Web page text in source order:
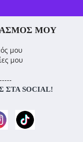
ΜΟΥ
μου
μου
ΣΤΑ SOCIAL!